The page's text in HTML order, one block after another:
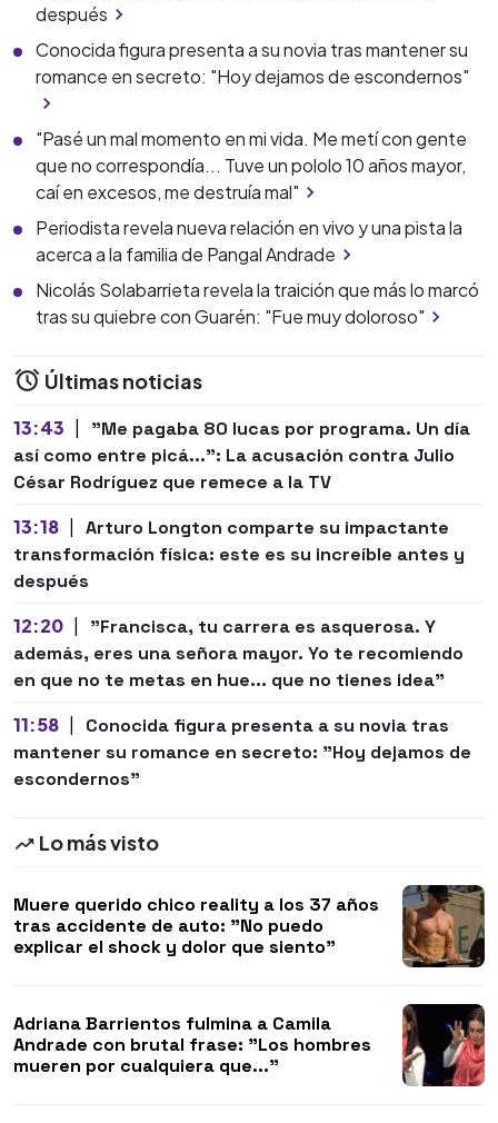
después
Conocida figura presenta a su novia tras mantener su
romance en secreto: "Hoy dejamos de escondernos"
"Pasé un mal momento en mi vida. Me metí con gente
que no correspondía... Tuve un pololo 10 años mayor,
caí en excesos, me destruía mal"
Periodista revela nueva relación en vivo y una pista la
acerca a la familia de Pangal Andrade
Nicolás Solabarrieta revela la traición que más lo marcó
tras su quiebre con Guarén: "Fue muy doloroso"
Últimas noticias
13:43 |
"Me pagaba 80 lucas por programa. Un día
así como entre picá...": La acusación contra Julio
César Rodríguez que remece a la TV
13:18 | Arturo Longton comparte su impactante
transformación física: este es su increíble antes y
después
12:20 |
"Francisca, tu carrera es asquerosa. Y
además, eres una señora mayor. Yo te recomiendo
en que no te metas en hue... que no tienes idea"
11:58 |
Conocida figura presenta a su novia tras
mantener su romance en secreto: "Hoy dejamos de
escondernos"
Lo más visto
Muere querido chico reality a los 37 años
tras accidente de auto: "No puedo
explicar el shock y dolor que siento"
Adriana Barrientos fulmina a Camila
Andrade con brutal frase: "Los hombres
mueren por cualquiera que..."